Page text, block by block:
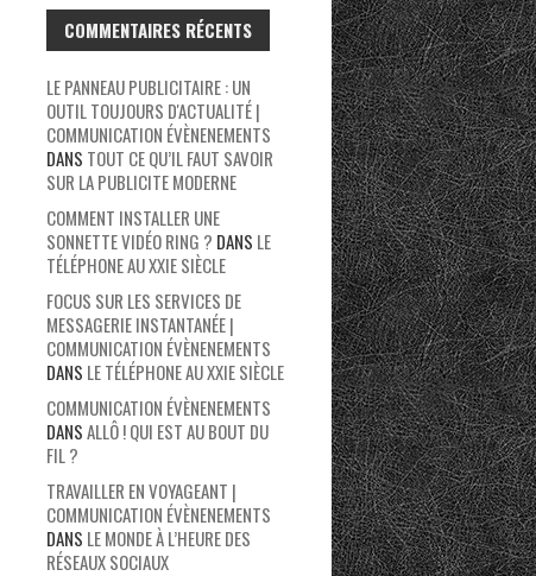
COMMENTAIRES RÉCENTS
LE PANNEAU PUBLICITAIRE : UN
OUTIL TOUJOURS D'ACTUALITÉ |
COMMUNICATION ÉVÈNENEMENTS
DANS TOUT CE QU’IL FAUT SAVOIR
SUR LA PUBLICITE MODERNE
COMMENT INSTALLER UNE
SONNETTE VIDÉO RING ? DANS LE
TÉLÉPHONE AU XXIE SIÈCLE
FOCUS SUR LES SERVICES DE
MESSAGERIE INSTANTANÉE |
COMMUNICATION ÉVÈNENEMENTS
DANS LE TÉLÉPHONE AU XXIE SIÈCLE
COMMUNICATION ÉVÈNENEMENTS
DANSALLÔ ! QUI EST AU BOUT DU
FIL ?
TRAVAILLER EN VOYAGEANT |
COMMUNICATION ÉVÈNENEMENTS
DANS LE MONDE À L’HEURE DES
RÉSEAUX SOCIAUX